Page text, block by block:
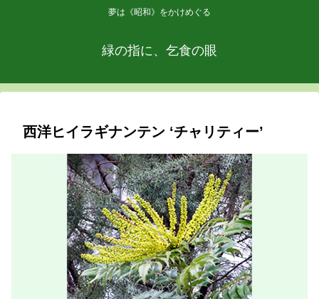
夢は《昭和》をかけめぐる
緑の指に、乞食の眼
西洋ヒイラギナンテン ‘チャリティー’